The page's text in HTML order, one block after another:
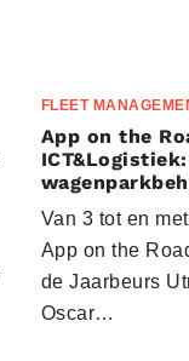
FLEET
App on the
Van 3 tot en
App on the
de Jaarbeurs
Oscar…